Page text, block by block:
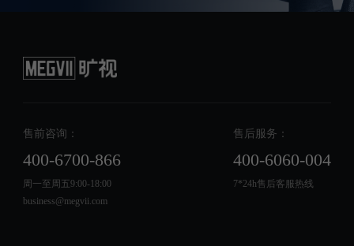
售前咨询：
400-6700-866
周一至周五9:00-18:00
business@megvii.com
售后服务：
400-6060-004
7*24h售后客服热线